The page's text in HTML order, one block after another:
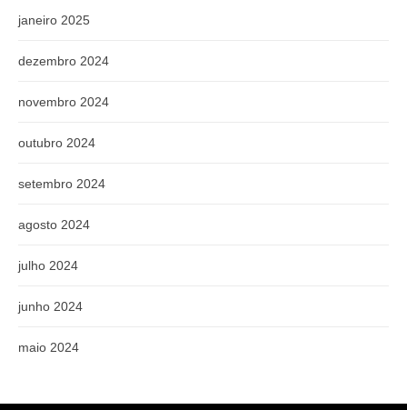
janeiro 2025
dezembro 2024
novembro 2024
outubro 2024
setembro 2024
agosto 2024
julho 2024
junho 2024
maio 2024